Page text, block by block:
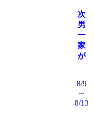
次
男
一
家
が
8/9
～
8/13